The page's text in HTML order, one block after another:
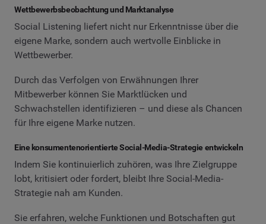
Wettbewerbsbeobachtung und Marktanalyse
Social Listening liefert nicht nur Erkenntnisse über die
eigene Marke, sondern auch wertvolle Einblicke in
Wettbewerber.
Durch das Verfolgen von Erwähnungen Ihrer
Mitbewerber können Sie Marktlücken und
Schwachstellen identifizieren – und diese als Chancen
für Ihre eigene Marke nutzen.
Eine konsumentenorientierte Social-Media-Strategie entwickeln
Indem Sie kontinuierlich zuhören, was Ihre Zielgruppe
lobt, kritisiert oder fordert, bleibt Ihre Social-Media-
Strategie nah am Kunden.
Sie erfahren, welche Funktionen und Botschaften gut